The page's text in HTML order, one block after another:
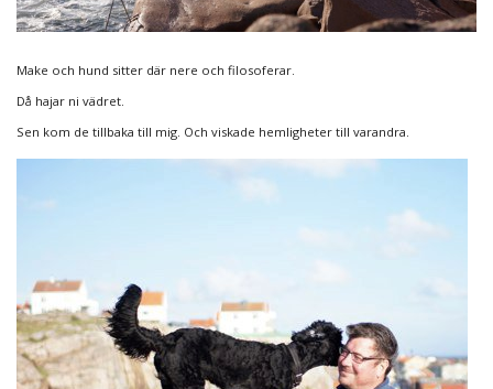
Make och hund sitter där nere och filosoferar.
Då hajar ni vädret.
Sen kom de tillbaka till mig. Och viskade hemligheter till varandra.